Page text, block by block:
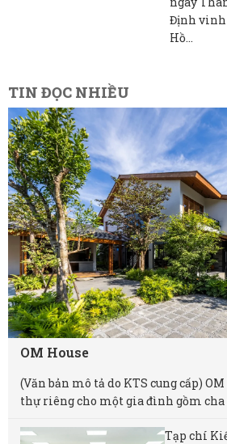
Định vinh
Hồ...
TIN ĐỌC NHIỀU
OM House
(Văn bản mô tả do KTS cung cấp)
thự riêng cho một gia đình gồm cha
Tạp chí